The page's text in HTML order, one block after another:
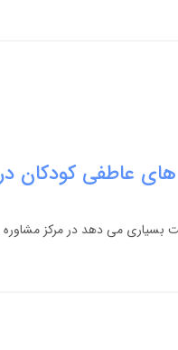
عاطفی کودکان در
می دهد در مرکز مشاوره ،